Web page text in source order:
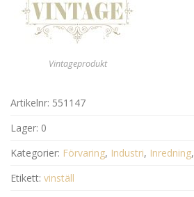
Vintageprodukt
Artikelnr: 551147
Lager: 0
Kategorier: Förvaring, Industri, Inredning,
Etikett: vinställ